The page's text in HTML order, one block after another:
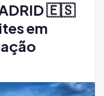
🇪🇸
em